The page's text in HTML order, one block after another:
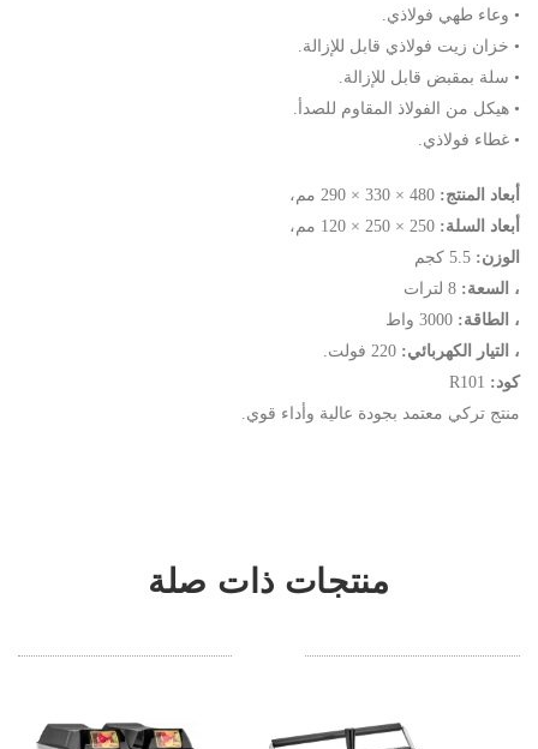
• وعاء طهي فولاذي.
• خزان زيت فولاذي قابل للإزالة.
• سلة بمقبض قابل للإزالة.
• هيكل من الفولاذ المقاوم للصدأ.
• غطاء فولاذي.
أبعاد المنتج:
أبعاد السلة:
الوزن:
، السعة:
، الطاقة:
، التيار الكهربائي:
كود:
منتج تركي معتمد بجودة عالية وأداء قوي.
منتجات ذات صلة